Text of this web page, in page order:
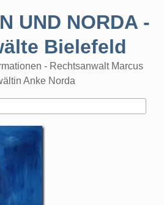
UND NORDA -
Bielefeld
- Rechtsanwalt Marcus
Anke Norda